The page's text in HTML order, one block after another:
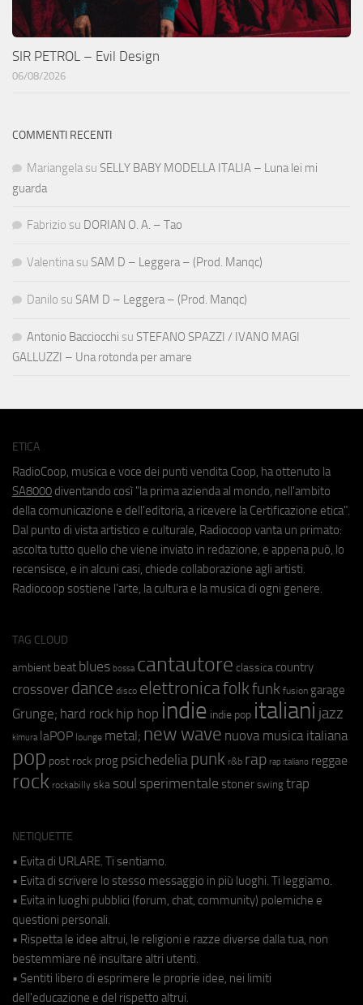
SIR PETROL – Evil Design
06/08/2026
COMMENTI RECENTI
Mariangela su SELLY BABY MODELLA ITALIA – Luna lei mi
guarda
Fabrizio su DORIAN O. A. – Tao
Valentina su SAM D – Leggera – (Prod. Manqc)
Danilo su SAM D – Leggera – (Prod. Manqc)
Antonio Bacciocchi su STEFANO SPAZZI / IVANO MAGI
GALLUZZI – Una rotonda per amare
ETICA
RadioCoop, musica e voce dei punti vendita Coop, ha ottenuto la
SA8000 diventando così "la prima azienda al mondo, nell'ambito
della comunicazione e dell'editoria, a ricevere la Certificazione etica".
Dal punto di vista artistico e culturale, Radiocoop vanta un primato:
ascolta tutto quello che viene inviato in redazione, e appena può, lo
recensisce, e in alcuni casi, chiede collaborazione agli artisti.
Radiocoop sostiene l'arte, la cultura e la musica di ogni genere.
TAG CLOUD
ambient beat blues bossa cantautore classica country
crossover dance disco elettronicafolkfunk fusion garage
Grunge; hard rock hip hop indie indie pop italiani jazz
kimura laPOP lounge metal; new wave nuova musica italiana
pop post rock prog psichedeliapunk r&b rap rap italiano reggae
rock rockabilly ska soul sperimentale stoner swing trap
NETIQUETTE
• Evita di URLARE. Ti sentiamo.
• Evita di scrivere lo stesso messaggio in più luoghi. Ti leggiamo.
• Evita in luoghi pubblici (forum, chat, community) polemiche e
questioni personali.
• Rispetta le idee altrui, le religioni e razze diverse dalla tua, non
bestemmiare né insultare altri utenti.
• Sentiti libero di esprimere le proprie idee, nei limiti
dell'educazione e del rispetto altrui.